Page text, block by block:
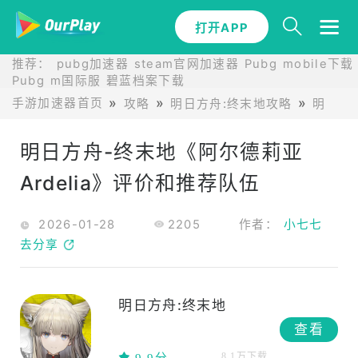
打开APP
推荐： pubg加速器 steam官网加速器 Pubg mobile下载
Pubg m国际服 碧蓝档案下载
手游加速器首页
攻略 明日方舟:终末地攻略 明日方
明日方舟-终末地《阿尔德莉亚
Ardelia》评价和推荐队伍
2026-01-28 2205 作者： 小七七
去分享
明日方舟:终末地
查看